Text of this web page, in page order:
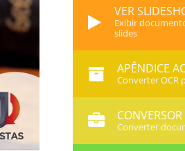
VER
Exibir
slides
APÊNDICE
Converter OCR
Converter